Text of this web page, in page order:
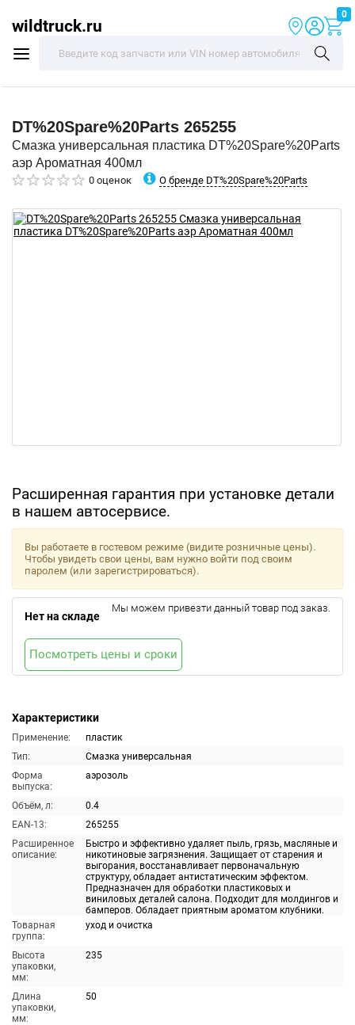
wildtruck.ru
0
DT%20Spare%20Parts 265255
Смазка универсальная пластика DT%20Spare%20Parts
аэр Ароматная 400мл
0 оценок О бренде DT%20Spare%20Parts
Расширенная гарантия при установке детали
в нашем автосервисе.
Характеристики
Применение:
пластик
Тип:
Смазка универсальная
Форма
выпуска:
аэрозоль
Объём, л:
0.4
EAN-13:
265255
Расширенное
описание:
Быстро и эффективно удаляет пыль, грязь, масляные и
никотиновые загрязнения. Защищает от старения и
выгорания, восстанавливает первоначальную
структуру, обладает антистатическим эффектом.
Предназначен для обработки пластиковых и
виниловых деталей салона. Подходит для молдингов и
бамперов. Обладает приятным ароматом клубники.
Товарная
группа:
уход и очистка
Высота
упаковки,
мм:
235
Длина
упаковки,
мм:
50
Вы работаете в гостевом режиме (видите розничные цены).
Чтобы увидеть свои цены, вам нужно войти под своим
паролем (или зарегистрироваться).
Нет на складе
Мы можем привезти данный товар под заказ.
Посмотреть цены и сроки